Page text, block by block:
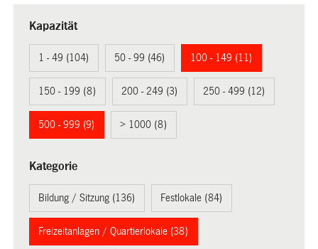
Kapazität
1 - 49 (104) 50 - 99 (46) 100 - 149 (11)
150 - 199 (8) 200 - 249 (3) 250 - 499 (12)
500 - 999 (9) > 1000 (8)
Kategorie
Bildung / Sitzung (136) Festlokale (84)
Freizeitanlagen / Quartierlokale (38)